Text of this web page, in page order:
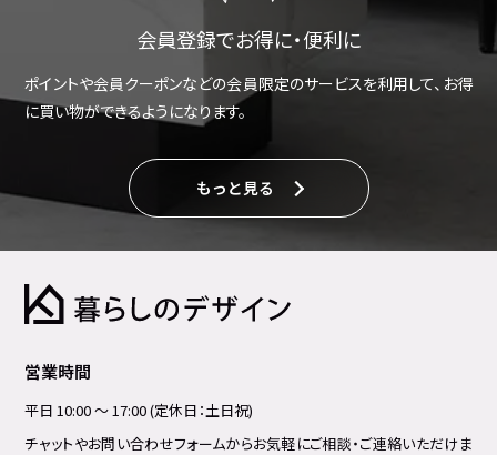
会員登録でお得に・便利に
ポイントや会員クーポンなどの会員限定のサービスを利用して、お得
に買い物ができるようになります。
もっと見る
営業時間
平日 10:00 ～ 17:00 (定休日：土日祝)
チャットやお問い合わせフォームからお気軽にご相談・ご連絡いただけま